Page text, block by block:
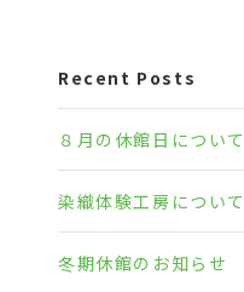
Recent Posts
８月の休館日について
染織体験工房について
冬期休館のお知らせ